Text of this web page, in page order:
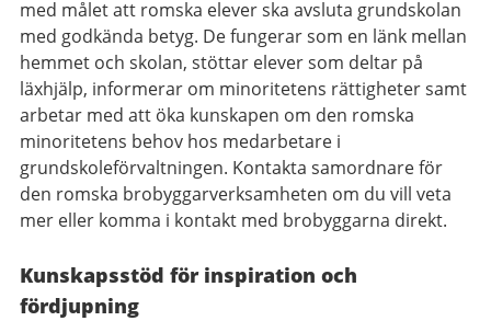
med målet att romska elever ska avsluta grundskolan
med godkända betyg. De fungerar som en länk mellan
hemmet och skolan, stöttar elever som deltar på
läxhjälp, informerar om minoritetens rättigheter samt
arbetar med att öka kunskapen om den romska
minoritetens behov hos medarbetare i
grundskoleförvaltningen. Kontakta samordnare för
den romska brobyggarverksamheten om du vill veta
mer eller komma i kontakt med brobyggarna direkt.
Kunskapsstöd för inspiration och
fördjupning